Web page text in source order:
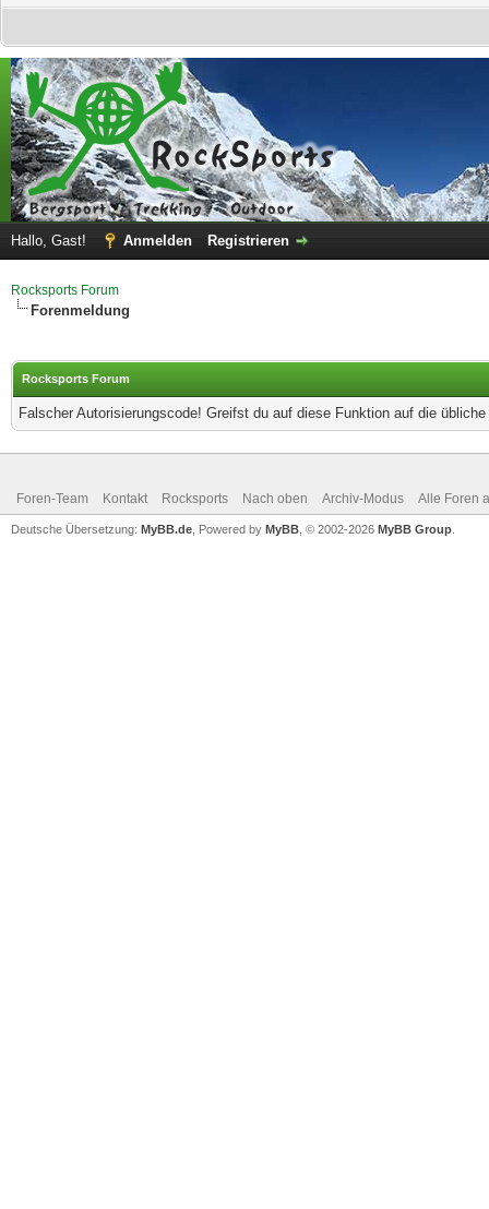
Hallo, Gast! Anmelden Registrieren
Rocksports Forum
Forenmeldung
Rocksports Forum
Falscher Autorisierungscode! Greifst du auf diese Funktion auf die
Foren-Team Kontakt Rocksports Nach oben Archiv-Modus Alle Foren
Deutsche Übersetzung: MyBB.de , Powered by MyBB , © 2002-2026 MyBB Group